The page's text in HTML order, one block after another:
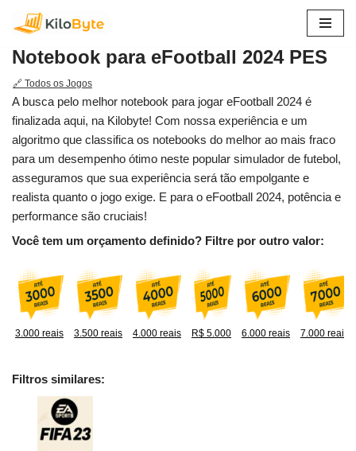
para
o
conteúdo
Notebook para eFootball 2024 PES
🔗 Todos os Jogos
A busca pelo melhor notebook para jogar eFootball 2024 é
finalizada aqui, na Kilobyte! Com nossa experiência e um
algoritmo que classifica os notebooks do melhor ao mais fraco
para um desempenho ótimo neste popular simulador de futebol,
asseguramos que sua experiência será tão empolgante e
realista quanto o jogo exige. E para o eFootball 2024, potência e
performance são cruciais!
Você tem um orçamento definido? Filtre por outro valor:
3.000 reais 3.500 reais 4.000 reais R$ 5.000 6.000 reais 7.000 reais
Filtros similares: